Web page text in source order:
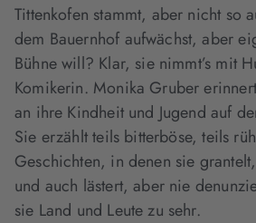
Tittenkofen stammt, aber nicht so
dem Bauernhof aufwächst, aber
Bühne will? Klar, sie nimmt’s mit
Komikerin. Monika Gruber
an ihre Kindheit und Jugend auf
Sie erzählt teils bitterböse, teils
Geschichten, in denen sie
und auch lästert, aber nie
sie Land und Leute zu sehr.